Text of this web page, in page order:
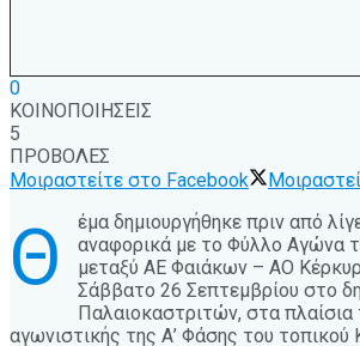
0
ΚΟΙΝΟΠΟΙΗΣΕΙΣ
5
ΠΡΟΒΟΛΕΣ
Μοιραστείτε στο Facebook
Θ
έμα δημιουργήθηκε πριν από
αναφορικά με το Φύλλο Αγώνα
μεταξύ ΑΕ Φαιάκων – ΑΟ
Σάββατο 26 Σεπτεμβρίου στο
Παλαιοκαστριτών, στα πλαίσια
αγωνιστικής της Α’ Φάσης του τοπικού